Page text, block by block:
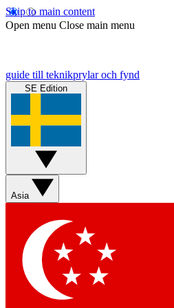
Skip to main content
Open menu Close main menu
guide till teknikprylar och fynd
SE Edition
Asia